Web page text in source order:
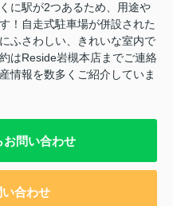
に駅が2つあるため、用途や
！自走式駐車場が併設された
ふさわしい、きれいな室内で
はReside岩槻本店までご連絡
情報を数多くご紹介していま
お問い合わせ
い合わせ